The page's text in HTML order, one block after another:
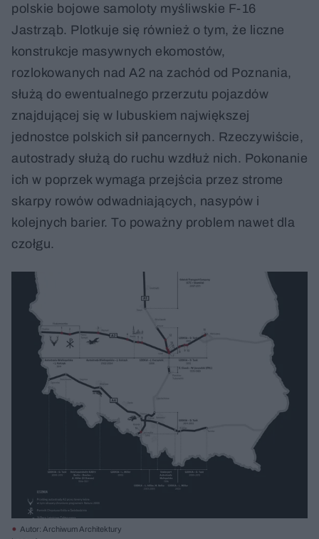
polskie bojowe samoloty myśliwskie F-16
Jastrząb. Plotkuje się również o tym, że liczne
konstrukcje masywnych ekomostów,
rozlokowanych nad A2 na zachód od Poznania,
służą do ewentualnego przerzutu pojazdów
znajdującej się w lubuskiem największej
jednostce polskich sił pancernych. Rzeczywiście,
autostrady służą do ruchu wzdłuż nich. Pokonanie
ich w poprzek wymaga przejścia przez strome
skarpy rowów odwadniających, nasypów i
kolejnych barier. To poważny problem nawet dla
czołgu.
Autor: Archiwum Architektury